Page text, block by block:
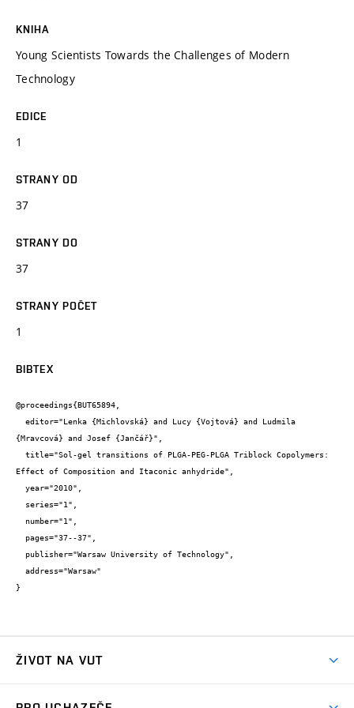
KNIHA
Young Scientists Towards the Challenges of Modern
Technology
EDICE
1
STRANY OD
37
STRANY DO
37
STRANY POČET
1
BIBTEX
@proceedings{BUT65894,
{Mravcová} and Josef {Jančář}",
Effect of Composition and Itaconic anhydride",
}
ŽIVOT NA VUT